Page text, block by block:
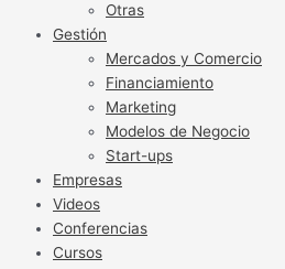
Otras
Gestión
Mercados y Comercio
Financiamiento
Marketing
Modelos de Negocio
Start-ups
Empresas
Videos
Conferencias
Cursos